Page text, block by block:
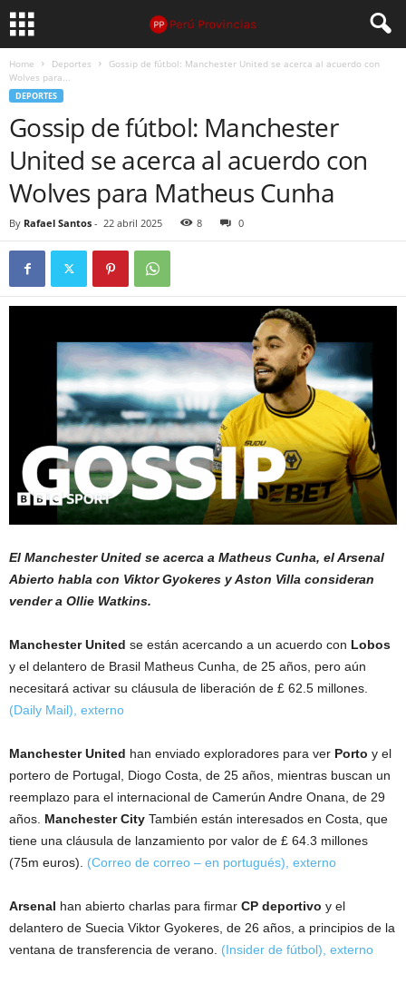
Home Deportes
Gossip de fútbol: Manchester United se acerca al acuerdo con
Wolves para...
DEPORTES
Gossip de fútbol: Manchester
United se acerca al acuerdo con
Wolves para Matheus Cunha
By Rafael Santos - 22 abril 2025 8 0
El Manchester United se acerca a Matheus Cunha, el Arsenal
Abierto habla con Viktor Gyokeres y Aston Villa consideran
vender a Ollie Watkins.
Manchester United se están acercando a un acuerdo con Lobos
y el delantero de Brasil Matheus Cunha, de 25 años, pero aún
necesitará activar su cláusula de liberación de £ 62.5 millones.
(Daily Mail) externo
Manchester United han enviado exploradores para ver Porto y el
portero de Portugal, Diogo Costa, de 25 años, mientras buscan un
reemplazo para el internacional de Camerún Andre Onana, de 29
años. Manchester City También están interesados ​​en Costa, que
tiene una cláusula de lanzamiento por valor de £ 64.3 millones
(75m euros). (Correo de correo – en portugués) externo
Arsenal han abierto charlas para firmar CP deportivo y el
delantero de Suecia Viktor Gyokeres, de 26 años, a principios de la
ventana de transferencia de verano. (Insider de fútbol) externo